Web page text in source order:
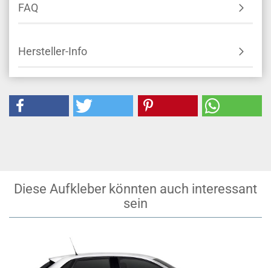
FAQ
Hersteller-Info
Diese Aufkleber könnten auch interessant
sein